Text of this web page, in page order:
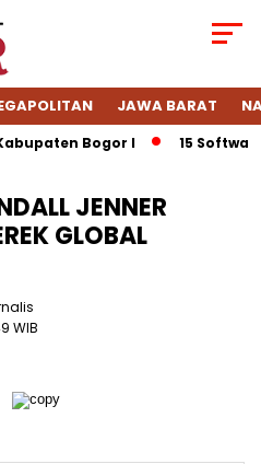
JAWA BARAT
Bogor I 15 Software
JENNER
GLOBAL
WIB